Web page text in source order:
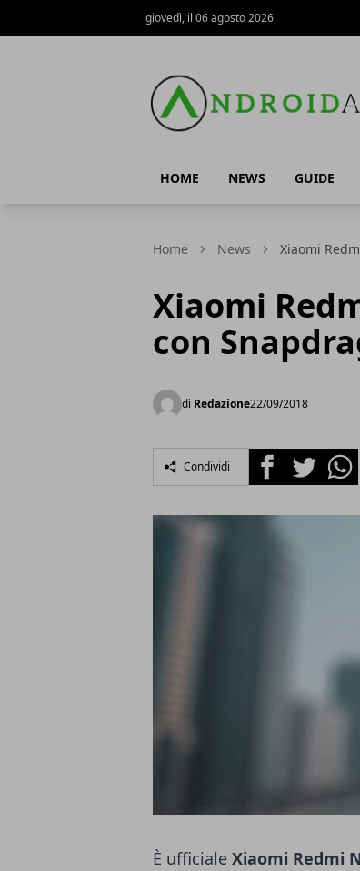
giovedì, il 06 agosto 2026
HOME NEWS GUIDE
Home News Xiaomi
Xiaomi
con
di Redazione22/09/2018
Condividi FacebookTwitter
È ufficiale Xiaomi Redmi